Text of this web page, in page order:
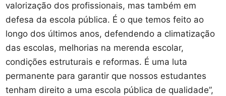
valorização dos profissionais, mas também em
defesa da escola pública. É o que temos feito ao
longo dos últimos anos, defendendo a climatização
das escolas, melhorias na merenda escolar,
condições estruturais e reformas. É uma luta
permanente para garantir que nossos estudantes
tenham direito a uma escola pública de qualidade”,